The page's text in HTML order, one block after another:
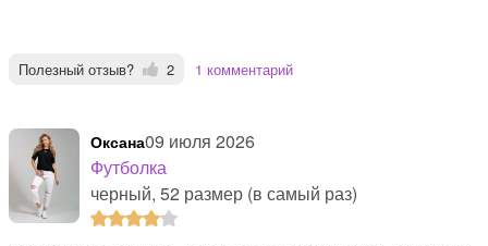
Полезный отзыв? 2 1 комментарий
оксана09 июля 2026
Футболка
черный, 52 размер (в самый раз)